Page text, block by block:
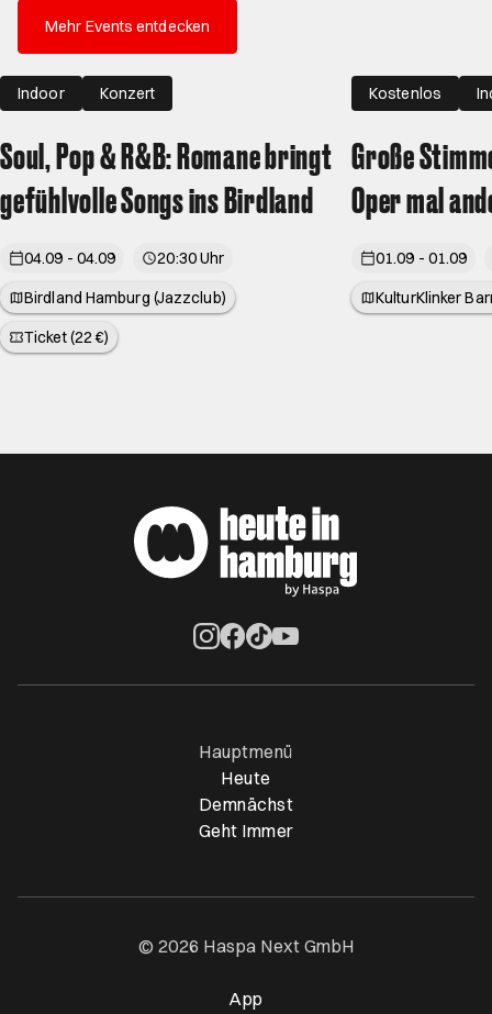
Mehr Events entdecken
Indoor Konzert
Soul, Pop & R&B: Romane bringt
gefühlvolle Songs ins Birdland
04.09 - 04.09
20:30 Uhr
Birdland Hamburg (Jazzclub)
Ticket (22 €)
Kostenlos
Große
Oper mal
01.09 - 01.09
KulturKlinker
Hauptmenü
Heute
Demnächst
Geht Immer
© 2026 Haspa Next GmbH
App